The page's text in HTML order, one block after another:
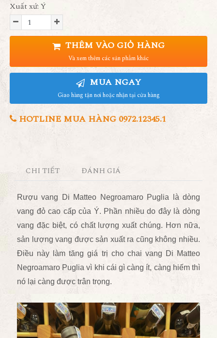
Xuất xứ: Ý
THÊM VÀO GIỎ HÀNG
Và xem thêm các sản phẩm khác
MUA NGAY
Giao hàng tận nơi hoặc nhận tại cửa hàng
HOTLINE MUA HÀNG 0972.12345.1
CHI TIẾT ĐÁNH GIÁ
Rượu vang Di Matteo Negroamaro Puglia là dòng
vang đỏ cao cấp của Ý. Phần nhiều do đây là dòng
vang đặc biệt, có chất lượng xuất chúng. Hơn nữa,
sản lượng vang được sản xuất ra cũng không nhiều.
Điều này làm tăng giá trị cho chai vang Di Matteo
Negroamaro Puglia vì khi cái gì càng ít, càng hiếm thì
nó lại càng được trân trọng.